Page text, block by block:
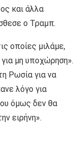
και άλλα
ο Τραμπ.
οποίες μιλάμε,
μη υποχώρηση».
Ρωσία για να
λόγο για
όμως δεν θα
ειρήνη».